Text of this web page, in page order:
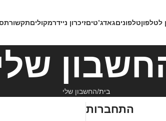
לטלפוןטלפוניםגאדג’טיםזיכרון ניידרמקוליםתקשורת
בית החשבון שלי
התחברות